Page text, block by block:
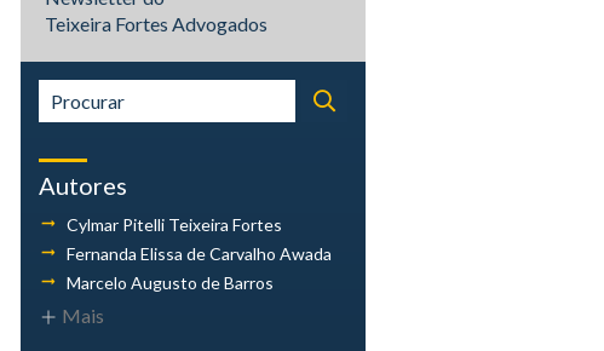
Teixeira Fortes Advogados
Autores
Cylmar Pitelli Teixeira Fortes
Fernanda Elissa de Carvalho Awada
Marcelo Augusto de Barros
Mais